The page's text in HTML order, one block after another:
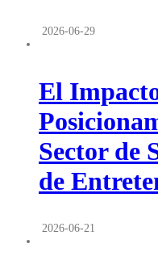
2026-06-29
El
Sector de
de
2026-06-21